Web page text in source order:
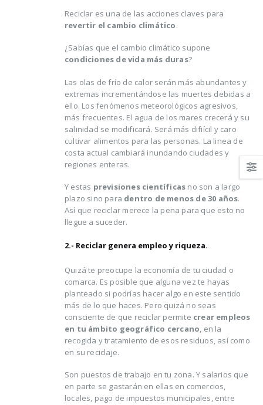
Reciclar es una de las acciones claves para
revertir el cambio climático.
¿Sabías que el cambio climático supone
condiciones de vida más duras?
Las olas de frío de calor serán más abundantes y
extremas incrementándose las muertes debidas a
ello. Los fenómenos meteorológicos agresivos,
más frecuentes. El agua de los mares crecerá y su
salinidad se modificará. Será más difiícil y caro
cultivar alimentos para las personas. La linea de
costa actual cambiará inundando ciudades y
regiones enteras.
Y estas previsiones científicas no son a largo
plazo sino para dentro de menos de 30 años.
Así que reciclar merece la pena para que esto no
llegue a suceder.
2.- Reciclar genera empleo y riqueza.
Quizá te preocupe la economía de tu ciudad o
comarca. Es posible que alguna vez te hayas
planteado si podrías hacer algo en este sentido
más de lo que haces. Pero quizá no seas
consciente de que reciclar permite crear empleos
en tu ámbito geográfico cercano, en la
recogida y tratamiento de esos residuos, así como
en su reciclaje.
Son puestos de trabajo en tu zona. Y salarios que
en parte se gastarán en ellas en comercios,
locales, pago de impuestos municipales, entre
hacer para lograrlo